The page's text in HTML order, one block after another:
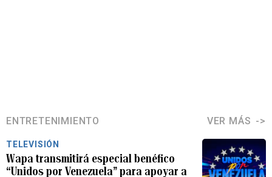
ENTRETENIMIENTO VER MÁS
TELEVISIÓN
Wapa transmitirá especial benéfico
“Unidos por Venezuela” para apoyar a